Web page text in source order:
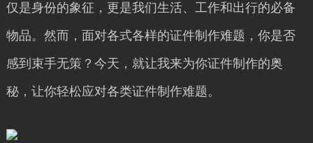
仅是身份的象征，更是我们生活、工作和出行的必备
物品。然而，面对各式各样的证件制作难题，你是否
感到束手无策？今天，就让我来为你证件制作的奥
秘，让你轻松应对各类证件制作难题。